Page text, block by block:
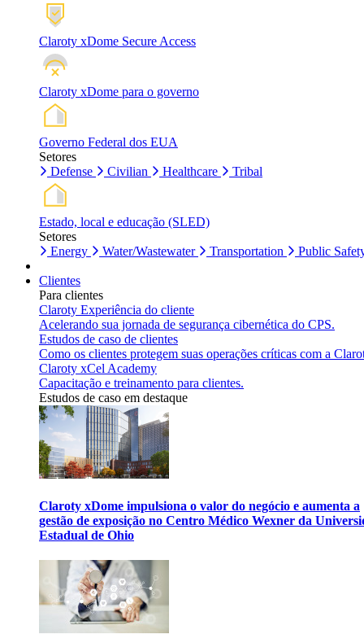
Claroty xDome Secure Access
Claroty xDome para o governo
Governo Federal dos EUA
Setores
Defense
Civilian Healthcare Tribal
Estado, local e educação (SLED)
Setores
Energy
Water/Wastewater Transportation Public
Clientes
Para clientes
Claroty Experiência do cliente
Acelerando sua jornada de segurança cibernética do CPS.
Estudos de caso de clientes
Como os clientes protegem suas operações críticas com a
Claroty xCel Academy
Capacitação e treinamento para clientes.
Estudos de caso em destaque
Claroty xDome impulsiona o valor do negócio e aumenta a
gestão de exposição no Centro Médico Wexner da
Estadual de Ohio